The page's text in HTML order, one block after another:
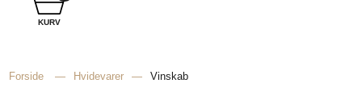
SNEDKER
BADMØBEL
KURV
Forside — Hvidevarer — Vinskab